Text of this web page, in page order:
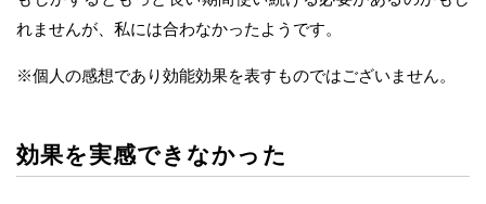
れませんが、私には合わなかったようです。
※個人の感想であり効能効果を表すものではございません。
効果を実感できなかった